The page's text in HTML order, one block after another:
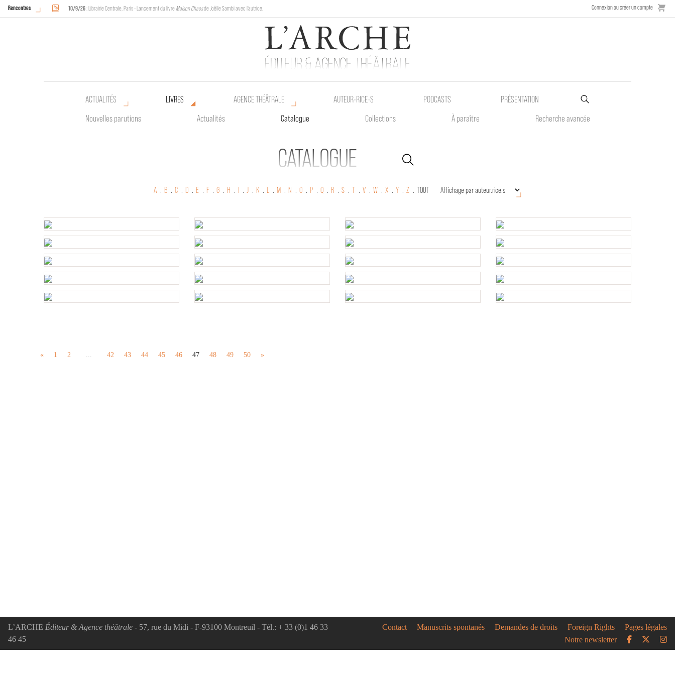
Rencontres 10/9/26: Librairie Centrale, Paris - Lancement du livre Maison Chaosde Joëlle Sambi avec l'autrice.
: Halles de Schaerbeek, Bruxelles - L'Arche sera présente au Poetik Bazar tout le weekend !
Connexion ou créer un compte
ACTUALITÉS
LIVRES
Nouvelles parutions
Actualités Catalogue Collections À paraître Recherche avancée
AGENCE THÉÂTRALE AUTEUR•RICE•S PODCASTS PRÉSENTATION
CATALOGUE
A . B . C . D . E . F . G . H . . J . K . . M . N . O . P . Q . R . S . T . V . W . X . Y . Z . TOUT
« 1 2 42 43 44 45 46 47 48 49 50 »
L’ARCHE Éditeur & Agence théâtrale - 57, rue du Midi - F-93100 Montreuil - Tél.: + 33 (0)1 46 33
46 45
Contact Manuscrits spontanés Demandes de droits Foreign Rights
Pages légales
Notre newsletter